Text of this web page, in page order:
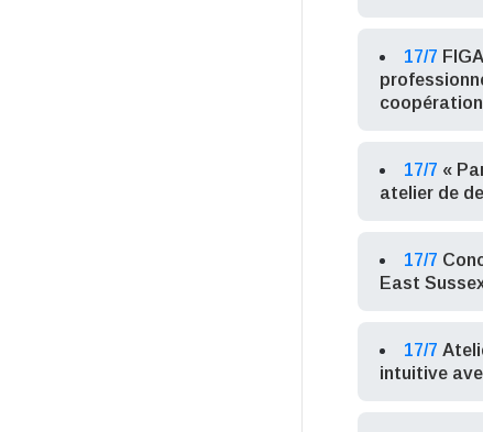
17/7
coopération
17/7 «
atelier de
17/7
East
17/7
intuitive